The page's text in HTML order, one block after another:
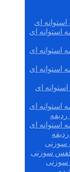
ای
استوانه ای
استوانه ای
استوانه ای
ای
استوانه ای
استوانه ای
سوزنی
قفس سوزنی
سوزنی